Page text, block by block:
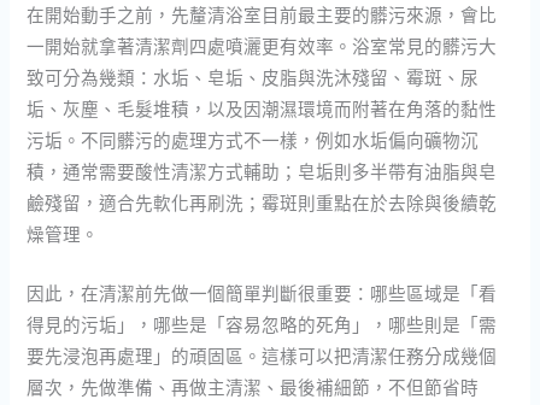
在開始動手之前，先釐清浴室目前最主要的髒污來源，會比
一開始就拿著清潔劑四處噴灑更有效率。浴室常見的髒污大
致可分為幾類：水垢、皂垢、皮脂與洗沐殘留、霉斑、尿
垢、灰塵、毛髮堆積，以及因潮濕環境而附著在角落的黏性
污垢。不同髒污的處理方式不一樣，例如水垢偏向礦物沉
積，通常需要酸性清潔方式輔助；皂垢則多半帶有油脂與皂
鹼殘留，適合先軟化再刷洗；霉斑則重點在於去除與後續乾
燥管理。
因此，在清潔前先做一個簡單判斷很重要：哪些區域是「看
得見的污垢」，哪些是「容易忽略的死角」，哪些則是「需
要先浸泡再處理」的頑固區。這樣可以把清潔任務分成幾個
層次，先做準備、再做主清潔、最後補細節，不但節省時